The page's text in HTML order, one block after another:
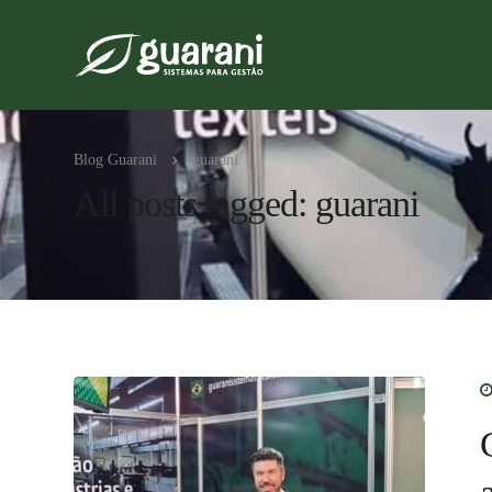
Blog Guarani guarani
All posts tagged: guarani